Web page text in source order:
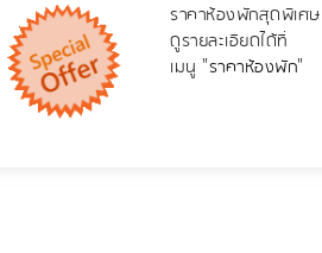
ราคาห้องพักสุดพิเศษ
ดูรายละเอียดได้ที่
เมนู "ราคาห้องพัก"